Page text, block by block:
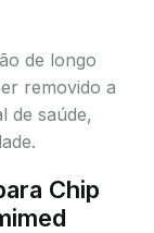
de longo
removido a
de saúde,
Chip